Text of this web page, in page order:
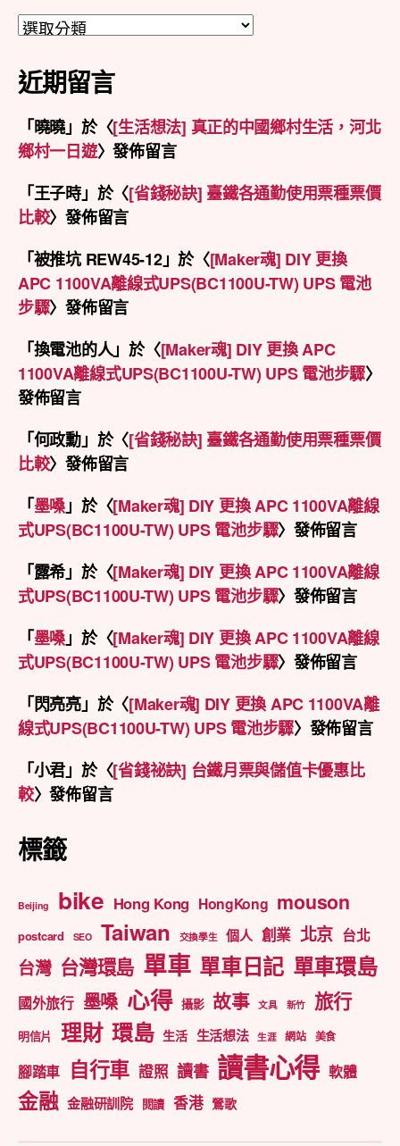
分
近期留言
「曉曉」於〈[生活想法] 真正的中國鄉村生活，河北
鄉村一日遊〉發佈留言
「王子時」於〈[省錢秘訣] 臺鐵各通勤使用票種票價
比較〉發佈留言
「被推坑 REW45-12」於〈[Maker魂] DIY 更換
APC 1100VA離線式UPS(BC1100U-TW) UPS 電池
步驟〉發佈留言
「換電池的人」於〈[Maker魂] DIY 更換 APC
1100VA離線式UPS(BC1100U-TW) UPS 電池步驟〉
發佈留言
「何政勳」於〈[省錢秘訣] 臺鐵各通勤使用票種票價
比較〉發佈留言
「墨嗓」於〈[Maker魂] DIY 更換 APC 1100VA離線
式UPS(BC1100U-TW) UPS 電池步驟〉發佈留言
「露希」於〈[Maker魂] DIY 更換 APC 1100VA離線
式UPS(BC1100U-TW) UPS 電池步驟〉發佈留言
「墨嗓」於〈[Maker魂] DIY 更換 APC 1100VA離線
式UPS(BC1100U-TW) UPS 電池步驟〉發佈留言
「閃亮亮」於〈[Maker魂] DIY 更換 APC 1100VA離
線式UPS(BC1100U-TW) UPS 電池步驟〉發佈留言
「小君」於〈[省錢祕訣] 台鐵月票與儲值卡優惠比
較〉發佈留言
標籤
Beijing bike Hong Kong HongKong mouson
postcard SEO Taiwan 交換學生 個人 創業 北京 台北
台灣 台灣環島 單車 單車日記 單車環島
國外旅行 墨嗓 心得 攝影 故事 文具 新竹 旅行
明信片 理財 環島 生活 生活想法 生涯 網站 美食
腳踏車 自行車 證照 讀書 讀書心得 軟體
金融 金融研訓院 閱讀 香港 鶯歌